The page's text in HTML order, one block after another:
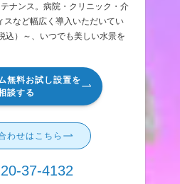
ナンス。病院・クリニック・介
スなど幅広く導入いただいてい
込）～、いつでも美しい水景を
無料お試し設置を
談する
わせはこちら
37-4132